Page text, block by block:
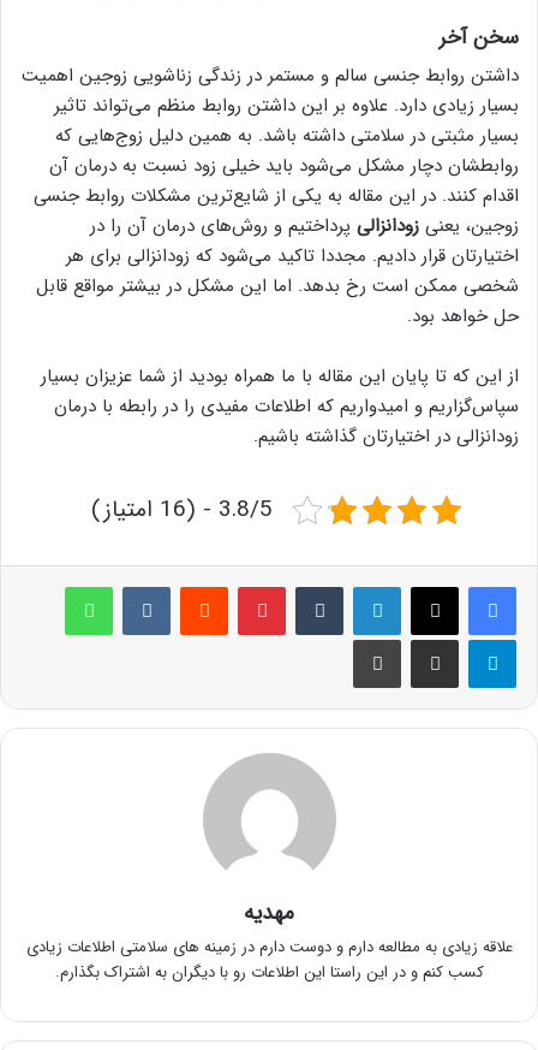
سخن آخر
داشتن روابط جنسی سالم و مستمر در زندگی زناشویی زوجین اهمیت
بسیار زیادی دارد. علاوه بر این داشتن روابط منظم می‌تواند تاثیر
بسیار مثبتی در سلامتی داشته باشد. به همین دلیل زوج‌هایی که
روابطشان دچار مشکل می‌شود باید خیلی زود نسبت به درمان آن
اقدام کنند. در این مقاله به یکی از شایع‌ترین مشکلات روابط جنسی
زوجین، یعنی زودانزالی پرداختیم و روش‌های درمان آن را در
اختیارتان قرار دادیم. مجددا تاکید می‌شود که زودانزالی برای هر
شخصی ممکن است رخ بدهد. اما این مشکل در بیشتر مواقع قابل
حل خواهد بود.
از این که تا پایان این مقاله با ما همراه بودید از شما عزیزان بسیار
سپاس‌گزاریم و امیدواریم که اطلاعات مفیدی را در رابطه با درمان
زودانزالی در اختیارتان گذاشته باشیم.
3.8/5 - (16 امتیاز)
لینکدین ‫تامبلر پینترست‫رددیت ‫VKontakteواتس آپ
تلگرام اشتراک گذاری از طریق ایمیل چاپ
مهدیه
علاقه زیادی به مطالعه دارم و دوست دارم در زمینه های سلامتی اطلاعات زیادی
کسب کنم و در این راستا این اطلاعات رو با دیگران به اشتراک بگذارم.